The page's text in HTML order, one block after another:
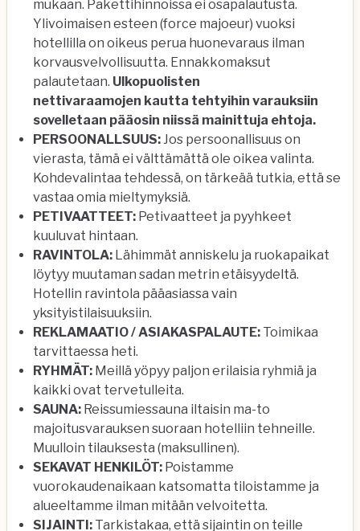
mukaan. Pakettihinnoissa ei osapalautusta.
Ylivoimaisen esteen (force majoeur) vuoksi
hotellilla on oikeus perua huonevaraus ilman
korvausvelvollisuutta. Ennakkomaksut
palautetaan. Ulkopuolisten
nettivaraamojen kautta tehtyihin varauksiin
sovelletaan pääosin niissä mainittuja ehtoja.
PERSOONALLSUUS:Jos persoonallisuus on
vierasta, tämä ei välttämättä ole oikea valinta.
Kohdevalintaa tehdessä, on tärkeää tutkia, että se
vastaa omia mieltymyksiä.
PETIVAATTEET: Petivaatteet ja pyyhkeet
kuuluvat hintaan.
RAVINTOLA: Lähimmät anniskelu ja ruokapaikat
löytyy muutaman sadan metrin etäisyydeltä.
Hotellin ravintola pääasiassa vain
yksityistilaisuuksiin.
REKLAMAATIO / ASIAKASPALAUTE: Toimikaa
tarvittaessa heti.
RYHMÄT: Meillä yöpyy paljon erilaisia ryhmiä ja
kaikki ovat tervetulleita.
SAUNA: Reissumiessauna iltaisin ma-to
majoitusvarauksen suoraan hotelliin tehneille.
Muulloin tilauksesta (maksullinen).
SEKAVAT HENKILÖT: Poistamme
vuorokaudenaikaan katsomatta tiloistamme ja
alueeltamme ilman mitään velvoitetta.
SIJAINTI: Tarkistakaa, että sijaintin on teille